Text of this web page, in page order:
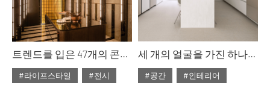
트렌드를 입은 47개의 콘셉트 룸 : 까사 데코 2026
#라이프스타일
#전시
세 개의 얼굴을 가진 하나의 집
#공간
#인테리어